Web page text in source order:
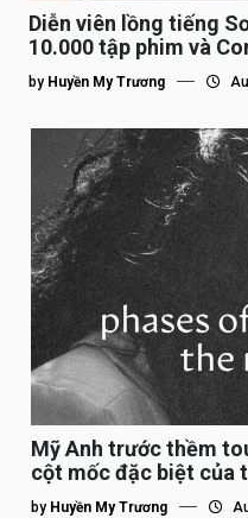
Diễn viên lồng tiếng
10.000 tập phim và
lâu nhất”
by Huyền My Trương
Mỹ Anh trước thềm
cột mốc đặc biệt của
tế”
by Huyền My Trương